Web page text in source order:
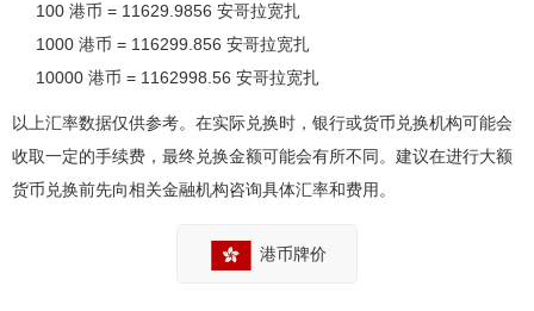
100 港币 = 11629.9856 安哥拉宽扎
1000 港币 = 116299.856 安哥拉宽扎
10000 港币 = 1162998.56 安哥拉宽扎
以上汇率数据仅供参考。在实际兑换时，银行或货币兑换机构可能会
收取一定的手续费，最终兑换金额可能会有所不同。建议在进行大额
货币兑换前先向相关金融机构咨询具体汇率和费用。
港币牌价